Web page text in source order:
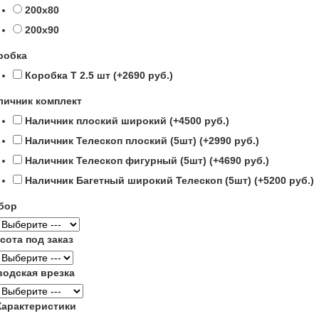
200х80
200х90
Коробка Т 2.5 шт (+2690 руб.)
комплект
Наличник плоский широкий (+4500 руб.)
Наличник Телескоп плоский (5шт) (+2990 руб.)
Наличник Телескоп фигурный (5шт) (+4690 руб.)
Наличник Багетный широкий Телескоп (5шт) (+5200 руб.)
под заказ
врезка